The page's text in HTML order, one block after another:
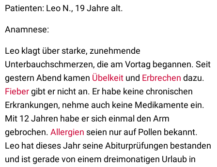
Patienten: Leo N., 19 Jahre alt.
Anamnese:
Leo klagt über starke, zunehmende
Unterbauchschmerzen, die am Vortag begannen. Seit
gestern Abend kamen Übelkeit und Erbrechen dazu.
Fiebergibt er nicht an. Er habe keine chronischen
Erkrankungen, nehme auch keine Medikamente ein.
Mit 12 Jahren habe er sich einmal den Arm
gebrochen. Allergien seien nur auf Pollen bekannt.
Leo hat dieses Jahr seine Abiturprüfungen bestanden
und ist gerade von einem dreimonatigen Urlaub in